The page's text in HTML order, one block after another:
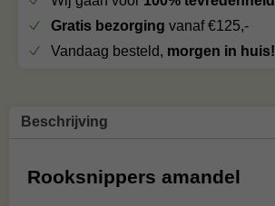
Gratis bezorging vanaf €125,-
Vandaag besteld, morgen in huis!
Beschrijving
Rooksnippers amandel